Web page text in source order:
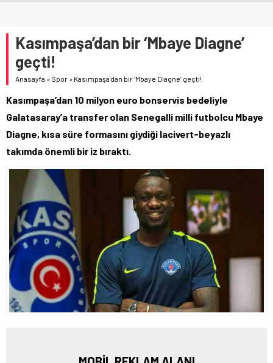
Kasımpaşa’dan bir ‘Mbaye Diagne’
geçti!
Anasayfa » Spor » Kasımpaşa’dan bir ‘Mbaye Diagne’ geçti!
Kasımpaşa’dan 10 milyon euro bonservis bedeliyle
Galatasaray’a transfer olan Senegalli milli futbolcu Mbaye
Diagne, kısa süre formasını giydiği lacivert-beyazlı
takımda önemli bir iz bıraktı.